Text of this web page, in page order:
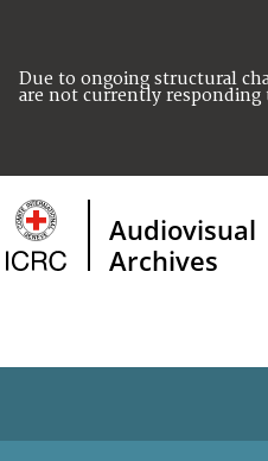
Due to ongoing structural
are not currently responding
Audiovisual
Archives
HOME